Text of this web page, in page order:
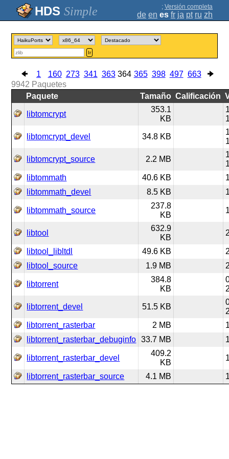
Simple ; Versión completa
de en es fr ja pt ru zh
Ir
1 160 273 341 363 364 365 398 497 663
9942 Paquetes
Paquete
Tamaño Calificación
libtomcrypt
353.1
KB
libtomcrypt_devel 34.8 KB
libtomcrypt_source 2.2 MB
libtommath
40.6 KB
libtommath_devel
8.5 KB
libtommath_source
237.8
KB
libtool
632.9
KB
libtool_libltdl 49.6 KB
libtool_source
1.9 MB
libtorrent
384.8
KB
libtorrent_devel 51.5 KB
libtorrent_rasterbar
2 MB
libtorrent_rasterbar_debuginfo
33.7 MB
libtorrent_rasterbar_devel
409.2
KB
libtorrent_rasterbar_source 4.1 MB